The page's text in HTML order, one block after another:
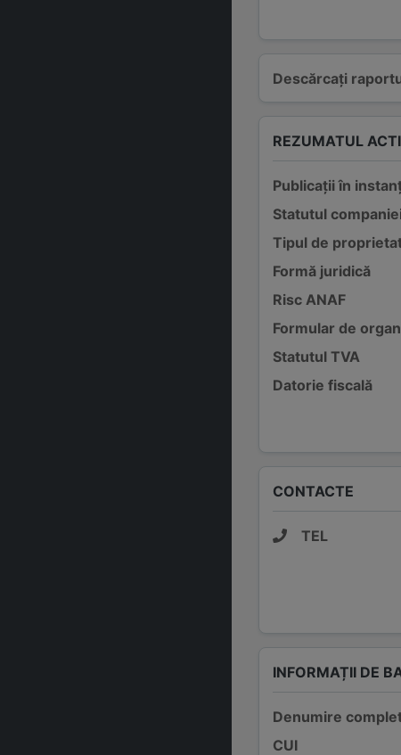
Descărcați
REZUMATUL
Publicații în
Statutul
Tipul de
Formă juridică
Risc ANAF
Formular de
Statutul TVA
Datorie fiscală
CONTACTE
TEL
INFORMAȚII DE
Denumire
CUI